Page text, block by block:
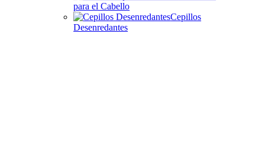
para el Cabello
Cepillos
Desenredantes